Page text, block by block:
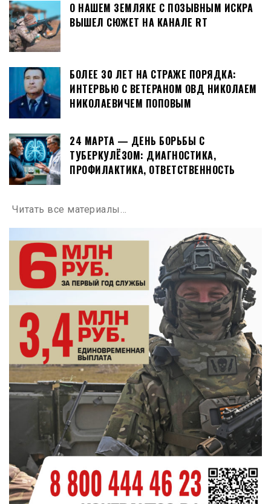
О НАШЕМ ЗЕМЛЯКЕ С ПОЗЫВНЫМ ИСКРА
ВЫШЕЛ СЮЖЕТ НА КАНАЛЕ RT
БОЛЕЕ 30 ЛЕТ НА СТРАЖЕ ПОРЯДКА:
ИНТЕРВЬЮ С ВЕТЕРАНОМ ОВД НИКОЛАЕМ
НИКОЛАЕВИЧЕМ ПОПОВЫМ
24 МАРТА — ДЕНЬ БОРЬБЫ С
ТУБЕРКУЛЁЗОМ: ДИАГНОСТИКА,
ПРОФИЛАКТИКА, ОТВЕТСТВЕННОСТЬ
Читать все материалы…